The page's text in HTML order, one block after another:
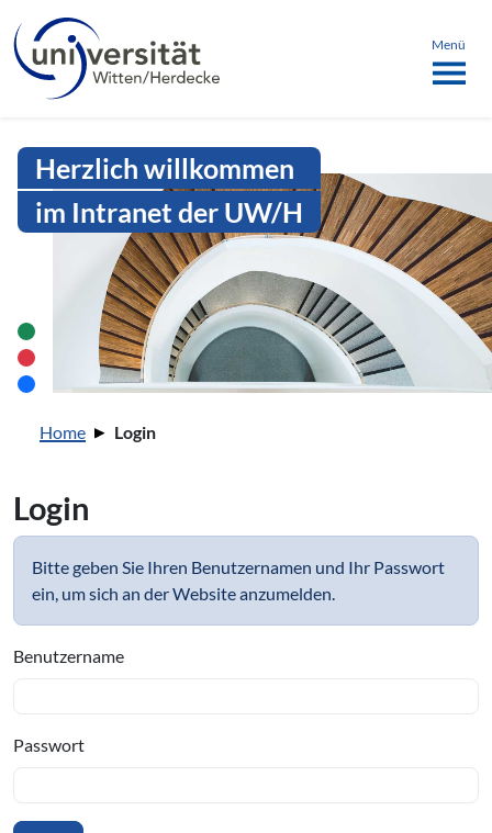
Intranet Uni WH | Login
Menü
Sprachmenü
schließen
Herzlich willkommen
im Intranet der UW/H
Sie sind hier:
Home Login
Login
Bitte geben Sie Ihren Benutzernamen und Ihr Passwort
ein, um sich an der Website anzumelden.
Benutzername
Passwort